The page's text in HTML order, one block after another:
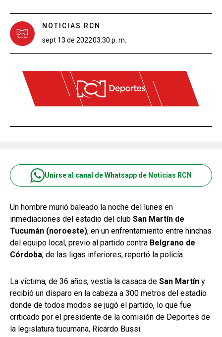
NOTICIAS RCN
sept 13 de 202203:30 p. m.
Unirse al canal de Whatsapp de Noticias RCN
Un hombre murió baleado la noche del lunes en
inmediaciones del estadio del club San Martín de
Tucumán (noroeste), en un enfrentamiento entre hinchas
del equipo local, previo al partido contra Belgrano de
Córdoba, de las ligas inferiores, reportó la policía.
La víctima, de 36 años, vestía la casaca de San Martín y
recibió un disparo en la cabeza a 300 metros del estadio
donde de todos modos se jugó el partido, lo que fue
criticado por el presidente de la comisión de Deportes de
la legislatura tucumana, Ricardo Bussi.